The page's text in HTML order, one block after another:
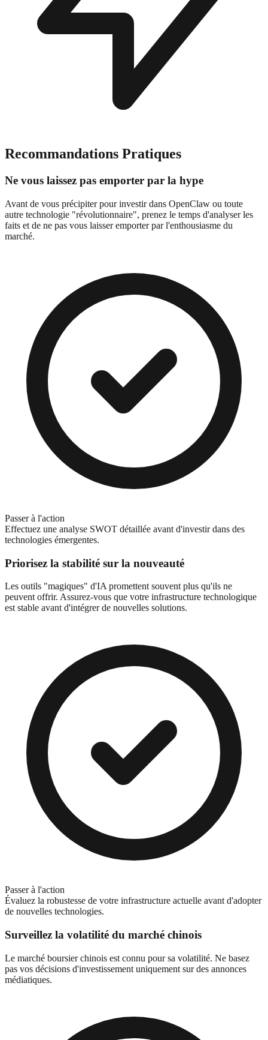
Recommandations Pratiques
Ne vous laissez pas emporter par la hype
Avant de vous précipiter pour investir dans OpenClaw ou toute
autre technologie "révolutionnaire", prenez le temps d'analyser les
faits et de ne pas vous laisser emporter par l'enthousiasme du
marché.
Passer à l'action
Effectuez une analyse SWOT détaillée avant d'investir dans des
technologies émergentes.
Priorisez la stabilité sur la nouveauté
Les outils "magiques" d'IA promettent souvent plus qu'ils ne
peuvent offrir. Assurez-vous que votre infrastructure technologique
est stable avant d'intégrer de nouvelles solutions.
Passer à l'action
Évaluez la robustesse de votre infrastructure actuelle avant d'adopter
de nouvelles technologies.
Surveillez la volatilité du marché chinois
Le marché boursier chinois est connu pour sa volatilité. Ne basez
pas vos décisions d'investissement uniquement sur des annonces
médiatiques.